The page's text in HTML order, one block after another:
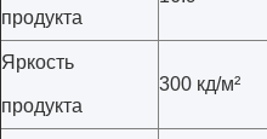
продукта
Яркость
продукта
300 кд/м²